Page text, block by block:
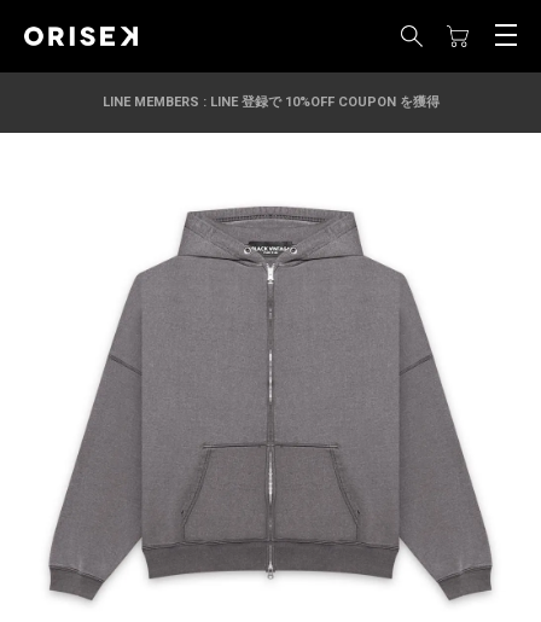
LINE MEMBERS : LINE 登録で 10%OFF COUPON を獲得